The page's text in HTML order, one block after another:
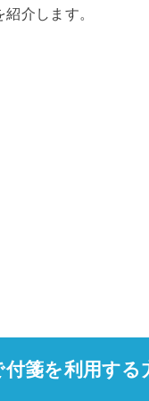
介します。
箋を利用する